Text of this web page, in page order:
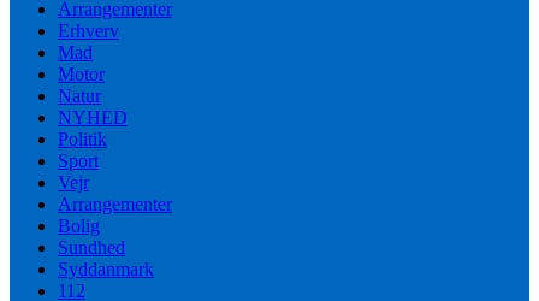
Arrangementer
Erhverv
Mad
Motor
Natur
NYHED
Politik
Sport
Vejr
Arrangementer
Bolig
Sundhed
Syddanmark
112